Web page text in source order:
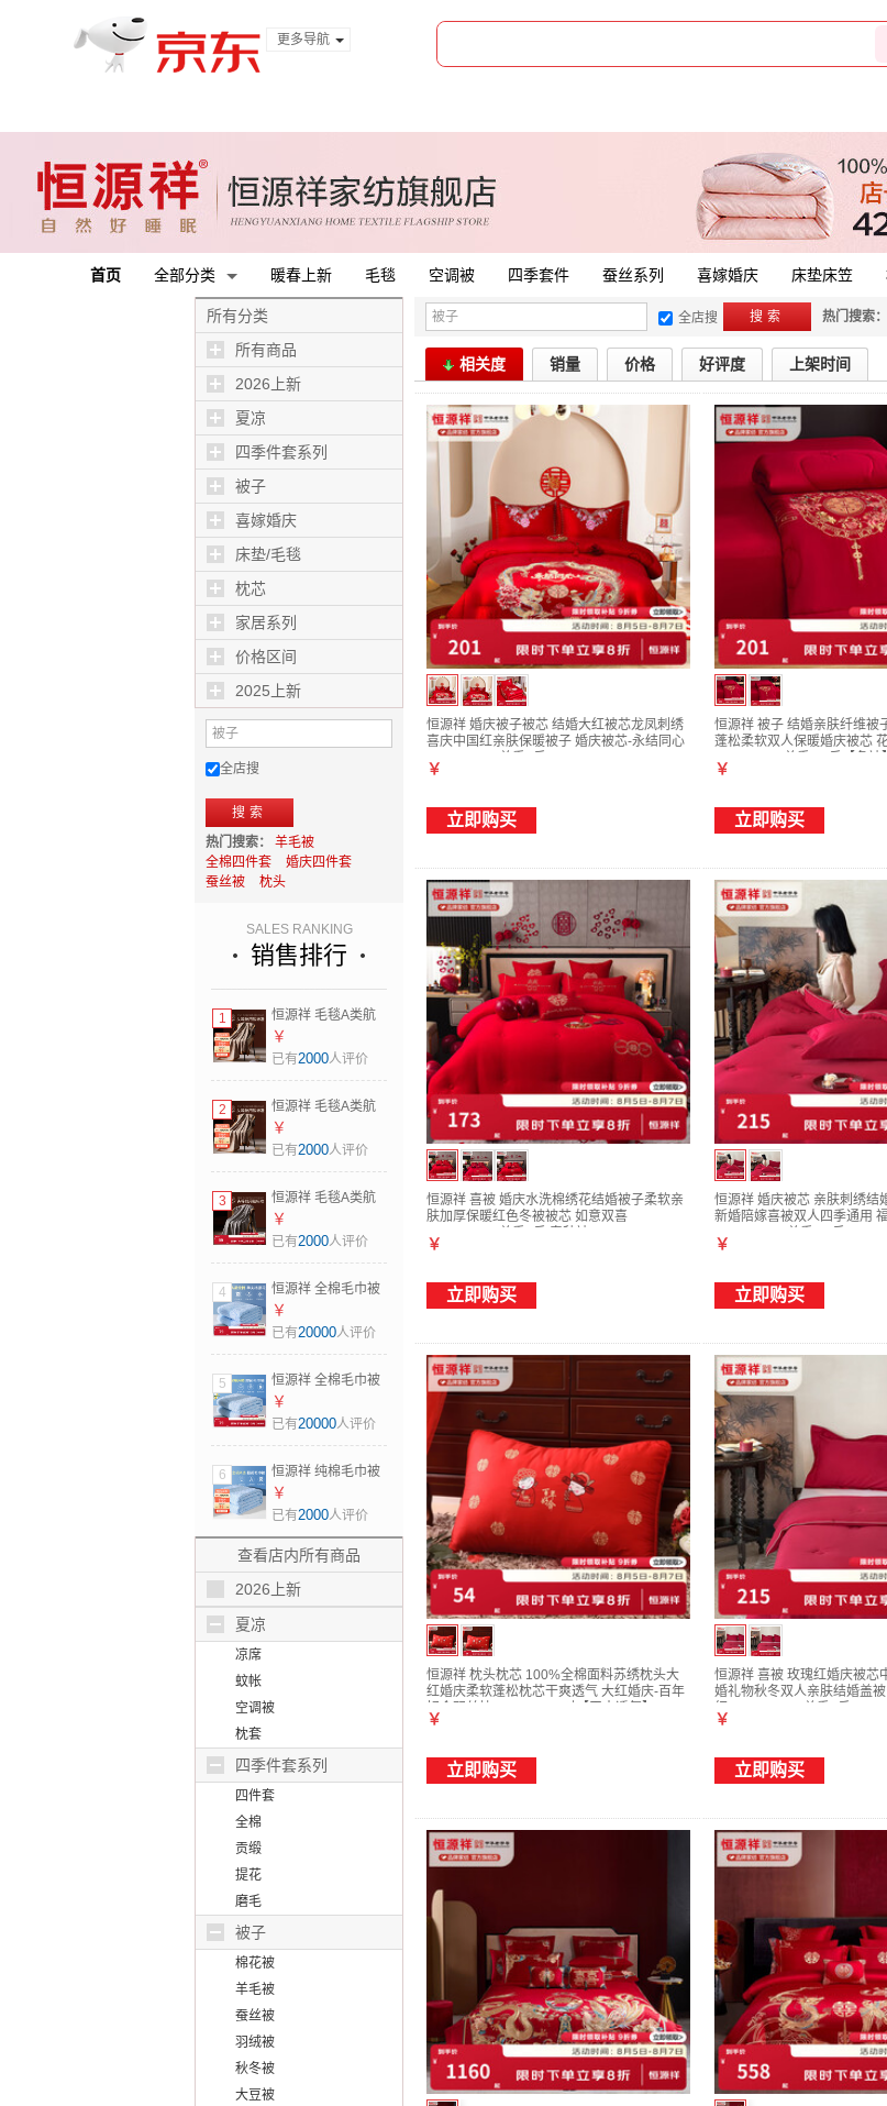
更多导航
首页 全部分类 暖春上新 毛毯 空调被 四季套件 蚕丝系列 喜嫁婚庆 床垫床笠
所有分类
所有商品
2026上新
夏凉
四季件套系列
被子
喜嫁婚庆
床垫/毛毯
枕芯
家居系列
价格区间
2025上新
全店搜
搜索
热门搜索：
羊毛被
全棉四件套
婚庆四件套
蚕丝被
枕头
SALES RANKING
销售排行
1
恒源祥 毛毯A类航
空毯飞机头等舱商
务休闲毯子空调毯
类】
100*150cm（车载
款）
￥
已有2000人评价
2
恒源祥 毛毯A类航
空毯飞机头等舱商
务休闲毯子空调毯
类】 130*180cm
￥
已有2000人评价
3
恒源祥 毛毯A类航
空毯飞机头等舱商
务休闲毯子空调毯
类】 130*180cm
￥
已有2000人评价
4
恒源祥 全棉毛巾被
夏季单双人加厚纯
棉老式毯子夏凉午
150*200cm
￥
已有20000人评价
5
恒源祥 全棉毛巾被
夏季单双人加厚纯
棉老式毯子夏凉午
150*200cm
￥
已有20000人评价
6
恒源祥 纯棉毛巾被
100%全棉提花上海
老式毛巾被夏凉被
棉提花毛被-浅蓝色
【100%纯棉/可机
洗】70*140cm/车
载款
￥
已有2000人评价
查看店内所有商品
2026上新
夏凉
凉席
蚊帐
空调被
枕套
四季件套系列
四件套
全棉
贡缎
提花
磨毛
被子
棉花被
羊毛被
蚕丝被
羽绒被
秋冬被
大豆被
全店搜 搜索 热门搜索：
相关度 销量 价格 好评度 上架时间
恒源祥 婚庆被子被芯 结婚大红被芯龙凤刺绣
喜庆中国红亲肤保暖被子 婚庆被芯-永结同心
￥
立即购买
恒源祥 被子 结婚亲肤纤维被
蓬松柔软双人保暖婚庆被芯
￥
立即购买
恒源祥 喜被 婚庆水洗棉绣花结婚被子柔软亲
肤加厚保暖红色冬被被芯 如意双喜
￥
立即购买
恒源祥 婚庆被芯 亲肤刺绣结
新婚陪嫁喜被双人四季通用
￥
立即购买
恒源祥 枕头枕芯 100%全棉面料苏绣枕头大
红婚庆柔软蓬松枕芯干爽透气 大红婚庆-百年
￥
立即购买
恒源祥 喜被 玫瑰红婚庆被芯
婚礼物秋冬双人亲肤结婚盖
￥
立即购买